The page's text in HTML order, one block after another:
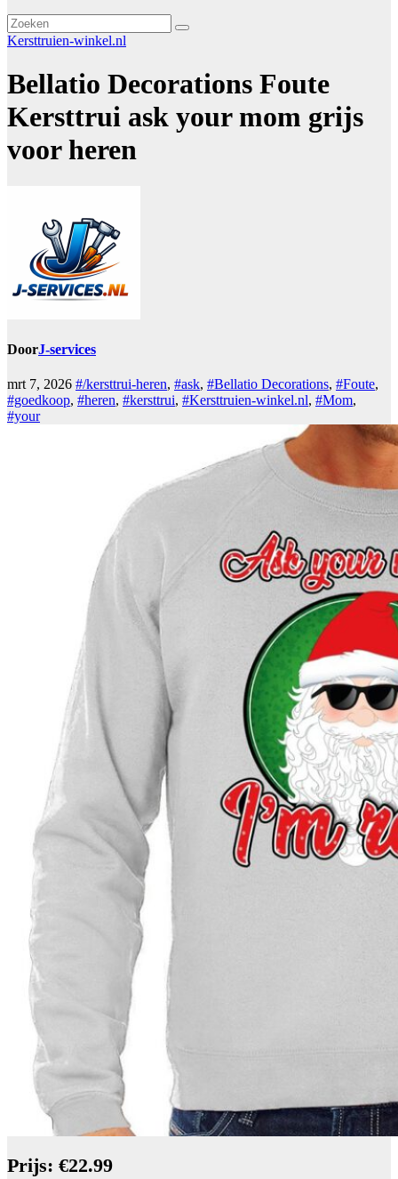
Kersttruien-winkel.nl
Bellatio Decorations Foute
Kersttrui ask your mom grijs
voor heren
DoorJ-services
mrt 7, 2026 #/kersttrui-heren, #ask, #Bellatio Decorations, #Foute,
#goedkoop, #heren, #kersttrui, #Kersttruien-winkel.nl, #Mom,
#your
Prijs: €22.99